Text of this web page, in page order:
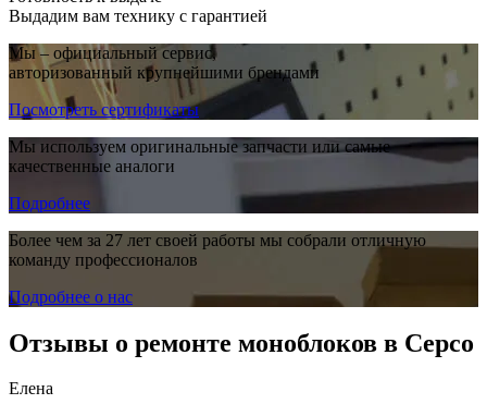
Выдадим вам технику с гарантией
Мы – официальный сервис,
авторизованный крупнейшими брендами
Посмотреть сертификаты
Мы используем оригинальные запчасти или самые
качественные аналоги
Подробнее
Более чем за 27 лет своей работы мы собрали отличную
команду профессионалов
Подробнее о нас
Отзывы о ремонте моноблоков в Серсо
Елена